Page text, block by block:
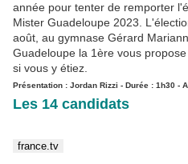
année pour tenter de remporter
Mister Guadeloupe 2023.
août, au gymnase Gérard
Guadeloupe la 1ère vous
si vous y étiez.
Présentation : Jordan Rizzi - Durée : 1h30 -
Les 14 candidats
france.tv